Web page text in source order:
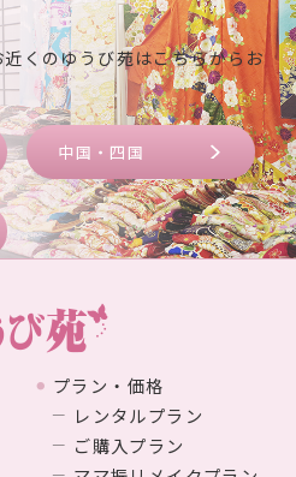
くのゆうび苑はこちらからお
中国・四国
プラン・価格
レンタルプラン
ご購入プラン